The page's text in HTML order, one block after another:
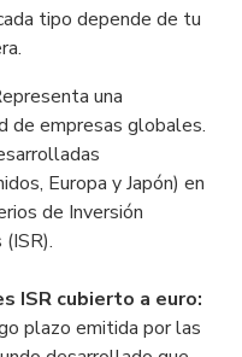
tipo depende de tu
una
de empresas globales.
Europa y Japón) en
de Inversión
ISR cubierto a euro:
plazo emitida por las